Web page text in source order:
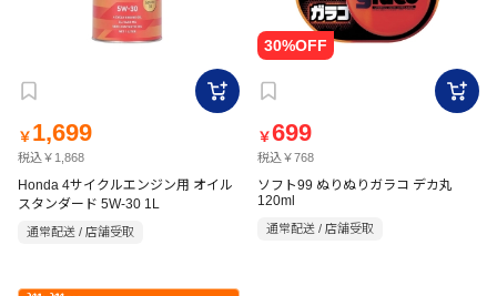
￥ 1,699
税込￥1,868
Honda 4サイクルエンジン用 オイル
スタンダード 5W-30 1L
通常配送 / 店舗受取
￥699
税込￥768
ソフト99 ぬりぬりガラコ デカ丸
120ml
通常配送 / 店舗受取